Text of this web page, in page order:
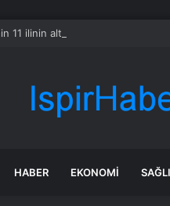
11 ilinin altından altın fışkıracak
HABER EKONOMI